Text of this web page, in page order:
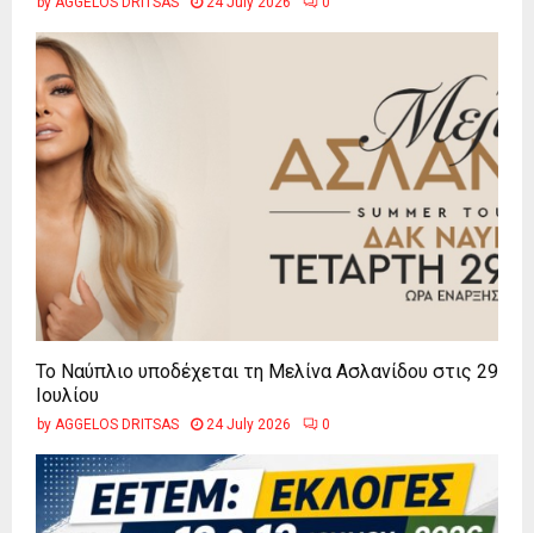
Το Ναύπλιο υποδέχεται τη Μελίνα Ασλανίδου στις 29
Ιουλίου
by AGGELOS DRITSAS 24 July 2026 0